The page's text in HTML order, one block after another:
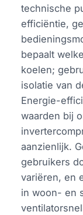
technische
efficiëntie,
bepaalt
koelen;
isolatie van
Energie-
waarden bij
aanzienlijk.
gebruikers
variëren, en
in woon- en